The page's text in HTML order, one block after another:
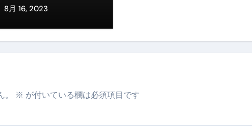
らしが生んだ“完成された保存食文化”
8月 16, 2023
※ が付いている欄は必須項目です